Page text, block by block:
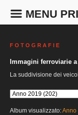
MENU
F O T O G R A F I E
Immagini ferroviarie
La suddivisione dei
Album visualizzato:Anno